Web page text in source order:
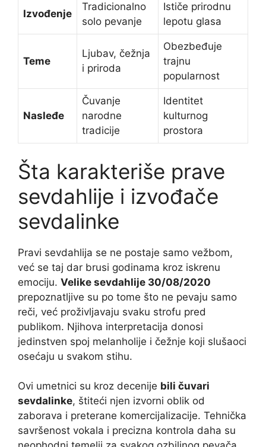
Izvođenje
Tradicionalno
solo pevanje
Ističe prirodnu
lepotu glasa
Teme
Ljubav, čežnja
i priroda
Obezbeđuje
trajnu
popularnost
Nasleđe
Čuvanje
narodne
tradicije
Identitet
kulturnog
prostora
Šta karakteriše prave
sevdahlije i izvođače
sevdalinke
Pravi sevdahlija se ne postaje samo vežbom,
već se taj dar brusi godinama kroz iskrenu
emociju. Velike sevdahlije 30/08/2020
prepoznatljive su po tome što ne pevaju samo
reči, već proživljavaju svaku strofu pred
publikom. Njihova interpretacija donosi
jedinstven spoj melanholije i čežnje koji slušaoci
osećaju u svakom stihu.
Ovi umetnici su kroz decenije bili čuvari
sevdalinke, štiteći njen izvorni oblik od
zaborava i preterane komercijalizacije. Tehnička
savršenost vokala i precizna kontrola daha su